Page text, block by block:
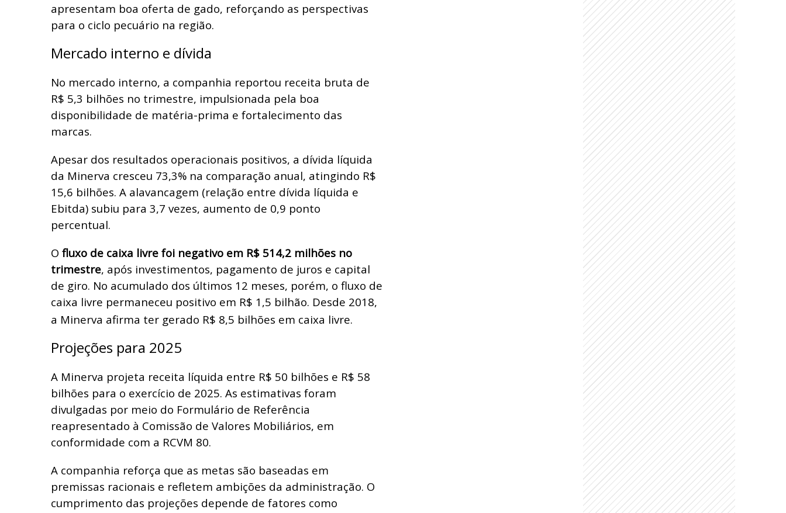
apresentam boa oferta de gado, reforçando as perspectivas
para o ciclo pecuário na região.
Mercado interno e dívida
No mercado interno, a companhia reportou receita bruta de
R$ 5,3 bilhões no trimestre, impulsionada pela boa
disponibilidade de matéria-prima e fortalecimento das
marcas.
Apesar dos resultados operacionais positivos, a dívida líquida
da Minerva cresceu 73,3% na comparação anual, atingindo R$
15,6 bilhões. A alavancagem (relação entre dívida líquida e
Ebitda) subiu para 3,7 vezes, aumento de 0,9 ponto
percentual.
O fluxo de caixa livre foi negativo em R$ 514,2 milhões no
trimestre, após investimentos, pagamento de juros e capital
de giro. No acumulado dos últimos 12 meses, porém, o fluxo de
caixa livre permaneceu positivo em R$ 1,5 bilhão. Desde 2018,
a Minerva afirma ter gerado R$ 8,5 bilhões em caixa livre.
Projeções para 2025
A Minerva projeta receita líquida entre R$ 50 bilhões e R$ 58
bilhões para o exercício de 2025. As estimativas foram
divulgadas por meio do Formulário de Referência
reapresentado à Comissão de Valores Mobiliários, em
conformidade com a RCVM 80.
A companhia reforça que as metas são baseadas em
premissas racionais e refletem ambições da administração. O
cumprimento das projeções depende de fatores como